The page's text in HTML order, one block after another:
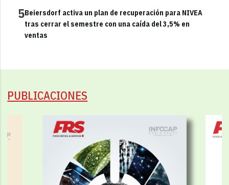
5Beiersdorf activa un plan de recuperación para NIVEA
tras cerrar el semestre con una caída del 3,5% en
ventas
PUBLICACIONES